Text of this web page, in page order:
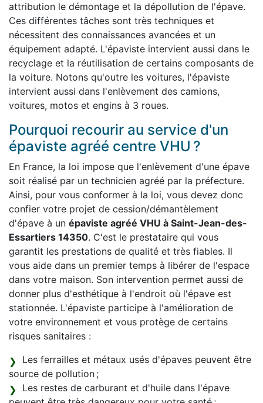
attribution le démontage et la dépollution de l'épave.
Ces différentes tâches sont très techniques et
nécessitent des connaissances avancées et un
équipement adapté. L'épaviste intervient aussi dans le
recyclage et la réutilisation de certains composants de
la voiture. Notons qu'outre les voitures, l'épaviste
intervient aussi dans l'enlèvement des camions,
voitures, motos et engins à 3 roues.
Pourquoi recourir au service d'un
épaviste agréé centre VHU ?
En France, la loi impose que l'enlèvement d'une épave
soit réalisé par un technicien agréé par la préfecture.
Ainsi, pour vous conformer à la loi, vous devez donc
confier votre projet de cession/démantèlement
d'épave à un épaviste agréé VHU à Saint-Jean-des-
Essartiers 14350. C'est le prestataire qui vous
garantit les prestations de qualité et très fiables. Il
vous aide dans un premier temps à libérer de l'espace
dans votre maison. Son intervention permet aussi de
donner plus d'esthétique à l'endroit où l'épave est
stationnée. L'épaviste participe à l'amélioration de
votre environnement et vous protège de certains
risques sanitaires :
Les ferrailles et métaux usés d'épaves peuvent être
source de pollution ;
Les restes de carburant et d'huile dans l'épave